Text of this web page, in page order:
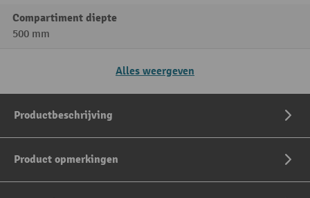
Compartiment diepte
500 mm
Alles weergeven
Productbeschrijving
Product opmerkingen